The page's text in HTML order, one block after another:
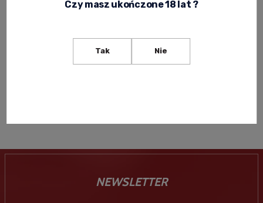
NEWSLETTER
Czy masz ukończone 18 lat ?
Tak Nie